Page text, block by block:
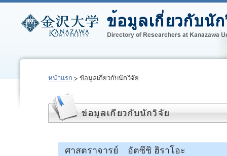
หน้าแรก ข้อมูลเกี่ยวกับนักวิจัย
ศาสตราจารย์ อัตซึชิ ฮิราโอะ